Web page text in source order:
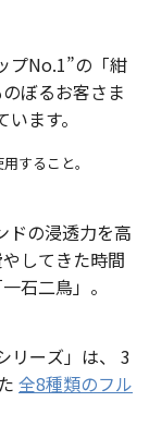
プNo.1”の「紺
ます。
すること。
ドの浸透力を高
石二鳥」。
ーズ」は、
全8種類のフル